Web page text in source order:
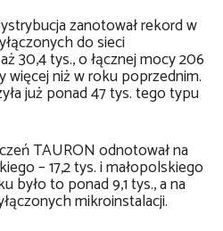
zanotował rekord w
do sieci
30,4 tys., o łącznej mocy 206
więcej niż w roku poprzednim.
już ponad 47 tys. tego typu
TAURON odnotował na
– 17,2 tys. i małopolskiego
było to ponad 9,1 tys., a na
mikroinstalacji.